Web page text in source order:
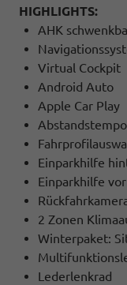
HIGHLIGHTS:
AHK
Virtual Cockpit
Android Auto
Apple Car Play
Einparkhilfe
Einparkhilfe
2 Zonen
Winterpaket:
Lederlenkrad